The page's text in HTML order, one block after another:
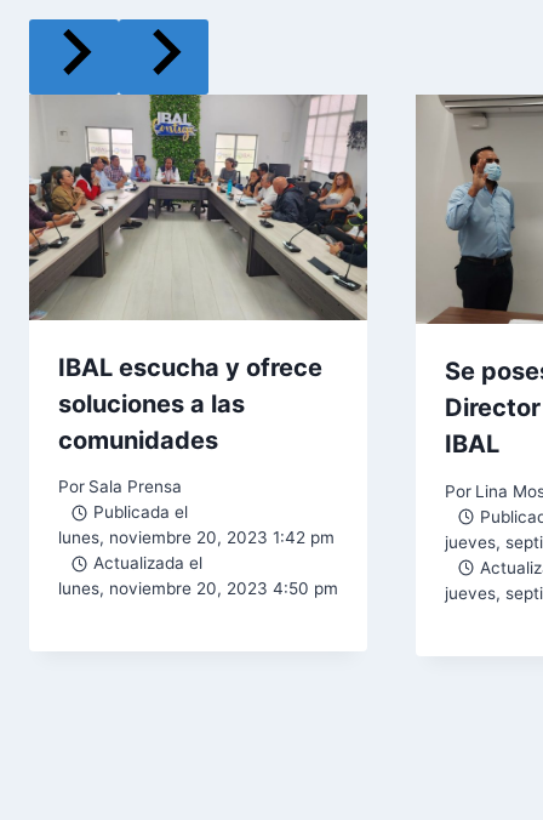
IBAL escucha y ofrece
soluciones a las
comunidades
Por Sala Prensa
Publicada el
lunes, noviembre 20, 2023 1:42 pm
Actualizada el
lunes, noviembre 20, 2023 4:50 pm
Se
IBAL
Por Lina
jueves,
jueves,